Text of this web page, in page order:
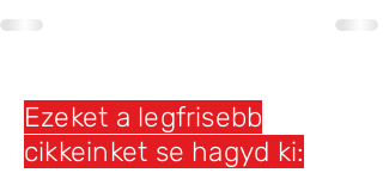
Ezeket a legfrisebb
cikkeinket se hagyd ki: